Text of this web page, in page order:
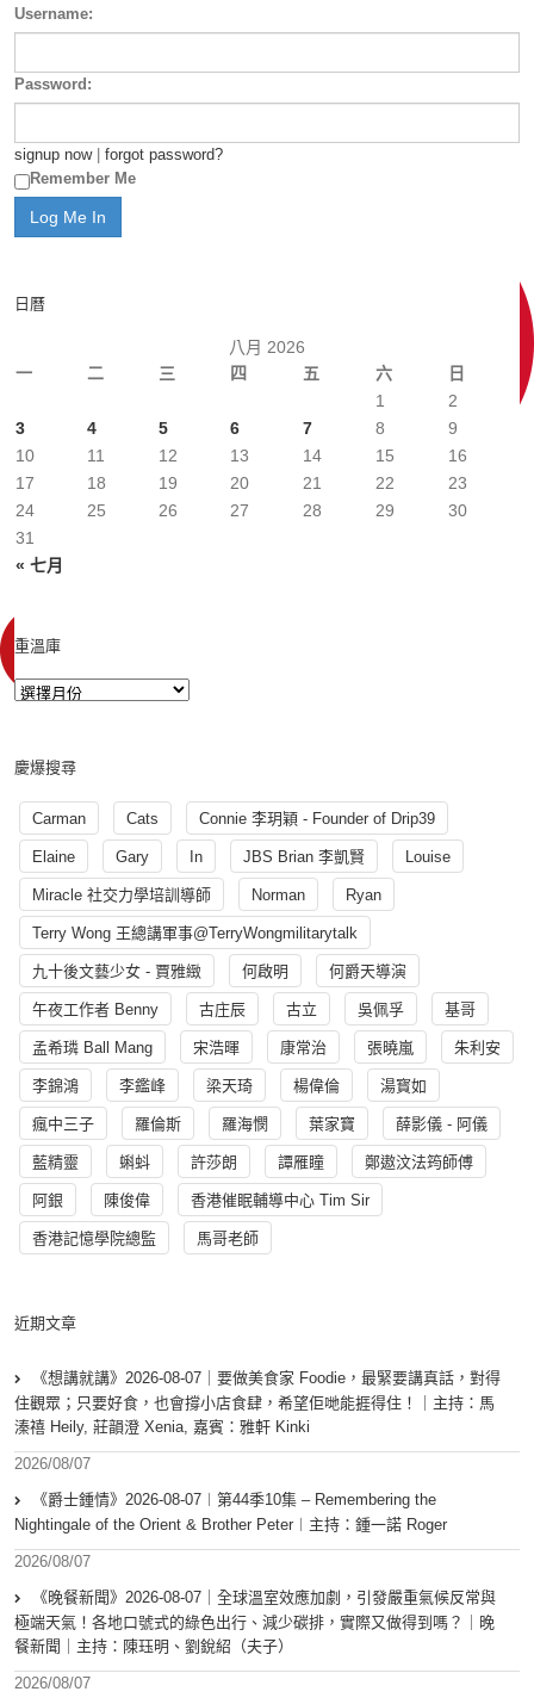
Username:
Password:
signup now| forgot password?
Remember Me
日曆
八月 2026
一
二 三 四 五 六 日
« 七月
1
2
3
4 5 6 7 8
9
10
11 12 13 14 15
16
17
18 19 20 21 22
23
24
25 26 27 28 29
30
31
重溫庫
慶爆搜尋
Carman Cats Connie 李玥穎 - Founder of Drip39
Elaine Gary In JBS Brian 李凱賢 Louise
Miracle 社交力學培訓導師 Norman Ryan
Terry Wong 王總講軍事@TerryWongmilitarytalk
九十後文藝少女 - 賈雅緻 何啟明 何爵天導演
午夜工作者 Benny 古庄辰 古立 吳佩孚 基哥
孟希璘 Ball Mang 宋浩暉 康常治 張曉嵐 朱利安
李錦鴻 李鑑峰 梁天琦 楊偉倫 湯寳如
瘋中三子 羅倫斯 羅海憫 葉家寶 薛影儀 - 阿儀
藍精靈 蝌蚪 許莎朗 譚雁瞳 鄭遨汶法筠師傅
阿銀 陳俊偉 香港催眠輔導中心 Tim Sir
香港記憶學院總監 馬哥老師
近期文章
《想講就講》2026-08-07｜要做美食家 Foodie，最緊要講真話，對得
住觀眾；只要好食，也會撐小店食肆，希望佢哋能捱得住！｜主持：馬
溱禧 Heily, 莊韻澄 Xenia, 嘉賓：雅軒 Kinki
2026/08/07
《爵士鍾情》2026-08-07︱第44季10集 – Remembering the
Nightingale of the Orient & Brother Peter︱主持：鍾一諾 Roger
2026/08/07
《晚餐新聞》2026-08-07｜全球溫室效應加劇，引發嚴重氣候反常與
極端天氣！各地口號式的綠色出行、減少碳排，實際又做得到嗎？｜晚
餐新聞｜主持：陳珏明、劉銳紹（夫子）
2026/08/07